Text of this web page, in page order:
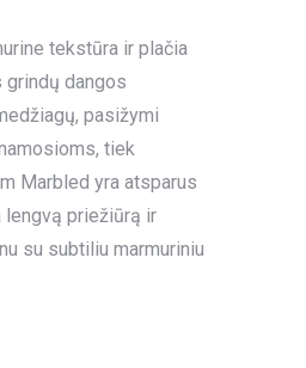
tekstūra ir plačia
grindų dangos
pasižymi
tiek
Marbled yra atsparus
lengvą priežiūrą ir
su subtiliu marmuriniu